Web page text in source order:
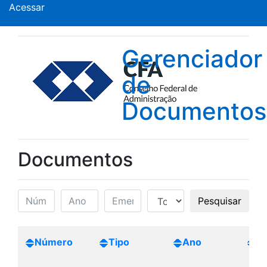
Acessar
Gerenciador
de
Documentos
Documentos
Pesquisar
Número Tipo Ano